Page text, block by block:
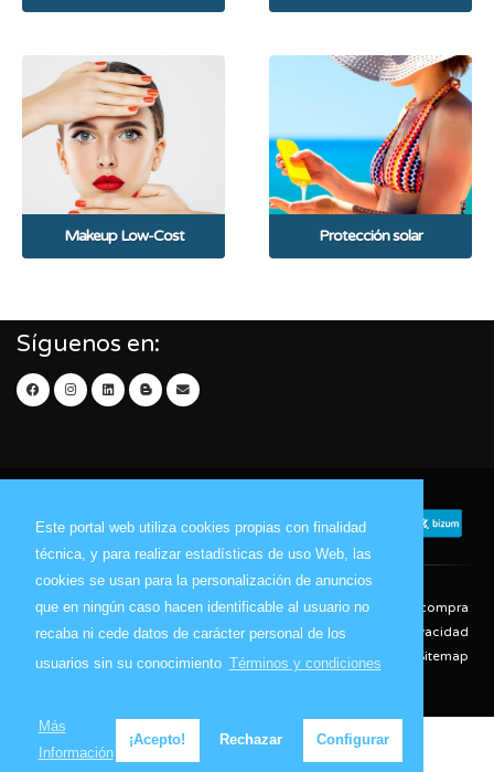
Este portal web utiliza cookies propias con finalidad
técnica, y para realizar estadísticas de uso Web, las
cookies se usan para la personalización de anuncios
que en ningún caso hacen identificable al usuario no
recaba ni cede datos de carácter personal de los
usuarios sin su conocimiento Términos y condiciones
Más
Información
¡Acepto! Rechazar Configurar
Makeup Low-Cost Protección solar
Síguenos en:
Contacto Aviso Legal
Condiciones de compra
Política de envíos
Política de devolución
Política de Privacidad
Política de Cookies
Sitemap